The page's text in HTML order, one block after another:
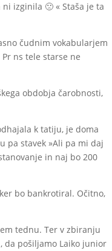
izginila 🙁 « Staša je ta
čudnim vokabularjem
ns tele starse ne
obdobja čarobnosti,
k tatiju, je doma
pa stavek »Ali pa mi daj
in naj bo 200
bo bankrotiral. Očitno,
tednu. Ter v zbiranju
da pošiljamo Laiko junior